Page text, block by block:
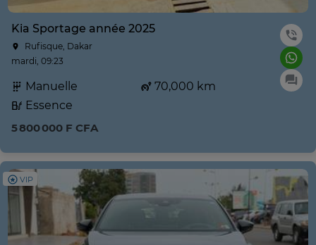
Kia Sportage année 2025
Rufisque, Dakar
mardi, 09:23
Manuelle
70,000 km
Essence
5 800 000 F CFA
VIP